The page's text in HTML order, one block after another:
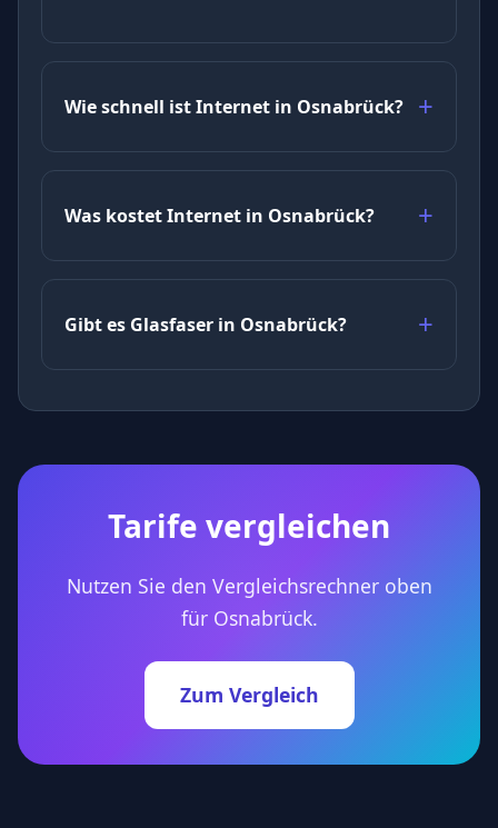
Wie schnell ist Internet in Osnabrück?
Was kostet Internet in Osnabrück?
Gibt es Glasfaser in Osnabrück?
Tarife vergleichen
Nutzen Sie den Vergleichsrechner oben
für Osnabrück.
Zum Vergleich